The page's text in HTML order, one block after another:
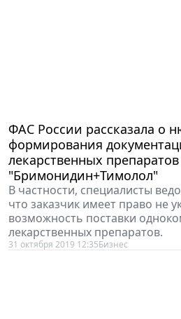
формирования
лекарственных
"Бримонидин+Тимолол"
В частности, специалисты
что заказчик имеет право не
возможность поставки
лекарственных препаратов.
31 октября 2019 12:35Бизнес